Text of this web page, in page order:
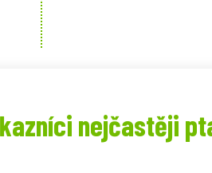
nejčastěji